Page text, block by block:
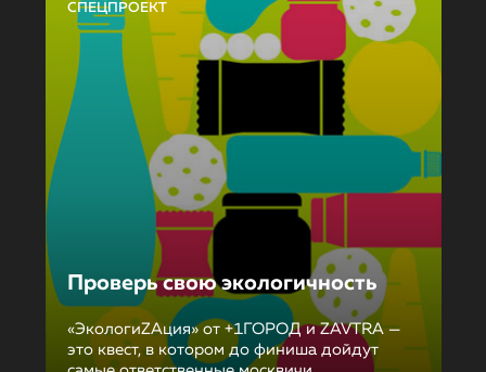
СПЕЦПРОЕКТ
Проверь свою экологичность
«ЭкологиZAция» от +1ГОРОД и ZAVTRA —
это квест, в котором до финиша дойдут